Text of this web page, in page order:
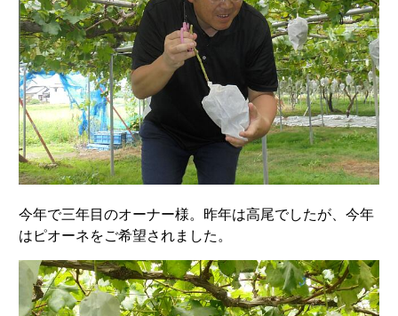
今年で三年目のオーナー様。昨年は高尾でしたが、今年
はピオーネをご希望されました。